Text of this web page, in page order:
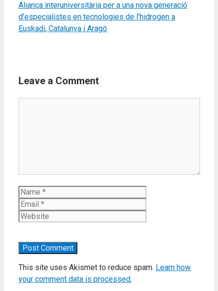
Aliança interuniversitària per a una nova generació
d’especialistes en tecnologies de l’hidrogen a
Euskadi, Catalunya i Aragó
Leave a Comment
Name
This site uses Akismet to reduce spam. Learn how
your comment data is processed.